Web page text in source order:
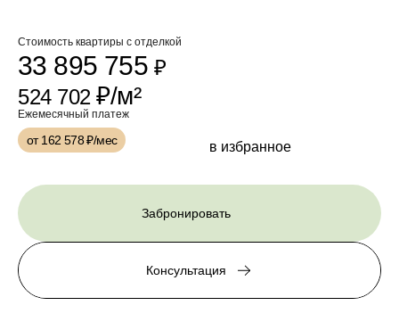
Стоимость квартиры с отделкой
33 895 755₽
524 702₽/м²
Ежемесячный платеж
от 162 578₽/мес в избранное
Забронировать
Консультация